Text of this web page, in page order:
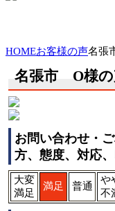
HOMEお客様の声名張
名張市 O様の
お問い合わせ・
方、態度、対応
大変
満足
満足 普通
や
不